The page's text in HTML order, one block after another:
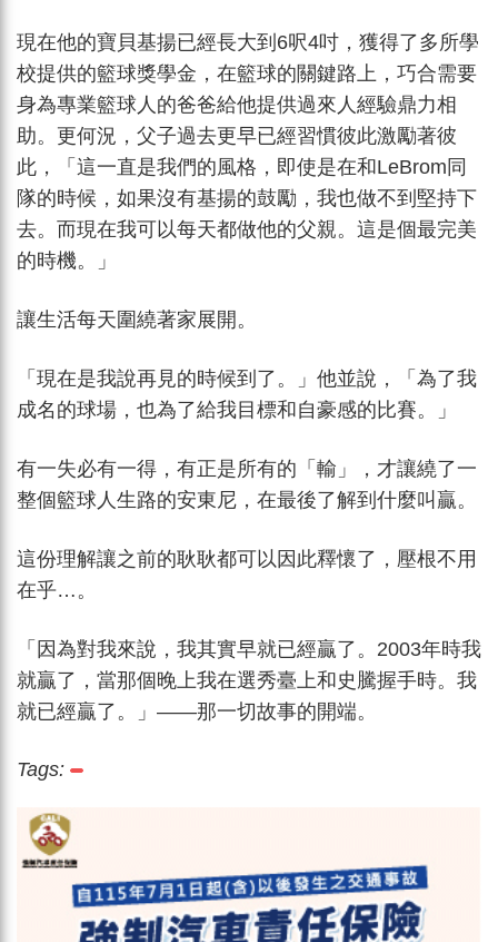
現在他的寶貝基揚已經長大到6呎4吋，獲得了多所學
校提供的籃球獎學金，在籃球的關鍵路上，巧合需要
身為專業籃球人的爸爸給他提供過來人經驗鼎力相
助。更何況，父子過去更早已經習慣彼此激勵著彼
此，「這一直是我們的風格，即使是在和LeBrom同
隊的時候，如果沒有基揚的鼓勵，我也做不到堅持下
去。而現在我可以每天都做他的父親。這是個最完美
的時機。」
讓生活每天圍繞著家展開。
「現在是我說再見的時候到了。」他並說，「為了我
成名的球場，也為了給我目標和自豪感的比賽。」
有一失必有一得，有正是所有的「輸」，才讓繞了一
整個籃球人生路的安東尼，在最後了解到什麼叫贏。
這份理解讓之前的耿耿都可以因此釋懷了，壓根不用
在乎…。
「因為對我來說，我其實早就已經贏了。2003年時我
就贏了，當那個晚上我在選秀臺上和史騰握手時。我
就已經贏了。」——那一切故事的開端。
Tags: